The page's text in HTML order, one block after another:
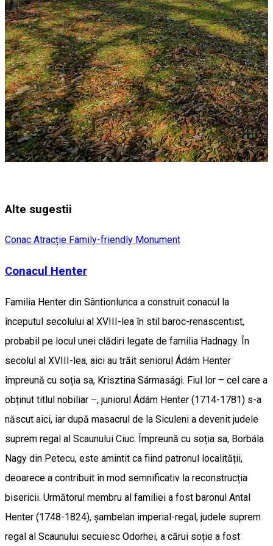
Alte sugestii
Conac Atracție Family-friendly Monument
Conacul Henter
Familia Henter din Sântionlunca a construit conacul la
începutul secolului al XVIII-lea în stil baroc-renascentist,
probabil pe locul unei clădiri legate de familia Hadnagy. În
secolul al XVIII-lea, aici au trăit seniorul Ádám Henter
împreună cu soția sa, Krisztina Sármasági. Fiul lor – cel care a
obținut titlul nobiliar –, juniorul Ádám Henter (1714-1781) s-a
născut aici, iar după masacrul de la Siculeni a devenit judele
suprem regal al Scaunului Ciuc. Împreună cu soția sa, Borbála
Nagy din Petecu, este amintit ca fiind patronul localității,
deoarece a contribuit în mod semnificativ la reconstrucția
bisericii. Următorul membru al familiei a fost baronul Antal
Henter (1748-1824), șambelan imperial-regal, judele suprem
regal al Scaunului secuiesc Odorhei, a cărui soție a fost